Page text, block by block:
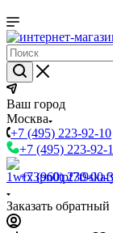
Ваш город
Москва
+7 (495) 223-92-10
+7 (495) 223-92-
+7 (960) 230-00-
Заказать